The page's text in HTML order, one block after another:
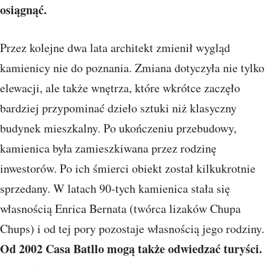
osiągnąć.
Przez kolejne dwa lata architekt zmienił wygląd
kamienicy nie do poznania. Zmiana dotyczyła nie tylko
elewacji, ale także wnętrza, które wkrótce zaczęło
bardziej przypominać dzieło sztuki niż klasyczny
budynek mieszkalny. Po ukończeniu przebudowy,
kamienica była zamieszkiwana przez rodzinę
inwestorów. Po ich śmierci obiekt został kilkukrotnie
sprzedany. W latach 90-tych kamienica stała się
własnością Enrica Bernata (twórca lizaków Chupa
Chups) i od tej pory pozostaje własnością jego rodziny.
Od 2002 Casa Batllo mogą także odwiedzać turyści.